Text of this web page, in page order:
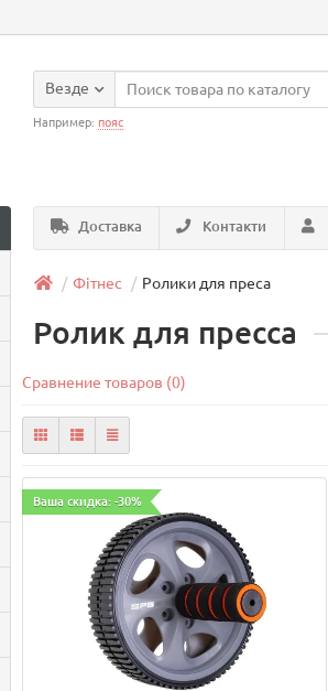
Везде
Например: пояс
Доставка Контакти
Фітнес Ролики для преса
Ролик для пресса
Сравнение товаров (0)
Ваша скидка: -30%